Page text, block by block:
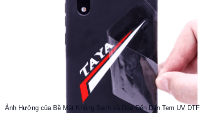
Ảnh Hưởng của Bề Mặt Không Sạch và Dầu Đến Dán Tem UV DTF